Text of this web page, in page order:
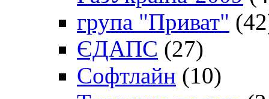
група "Приват"
ЄДАПС (27)
Софтлайн (10)